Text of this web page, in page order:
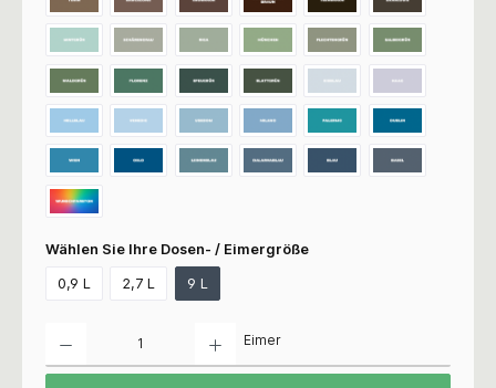
Wählen Sie Ihre Dosen- / Eimergröße
0,9 L 2,7 L 9 L
Eimer